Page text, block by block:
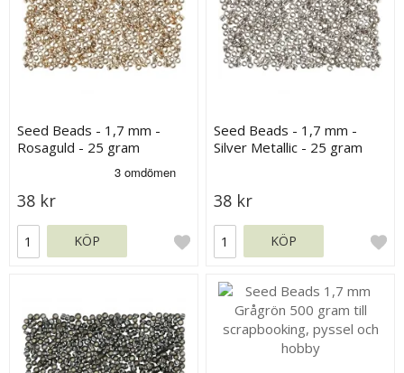
Seed Beads - 1,7 mm -
Rosaguld - 25 gram
38 kr
KÖP
Seed Beads - 1,7 mm -
Silver Metallic - 25 gram
38 kr
KÖP